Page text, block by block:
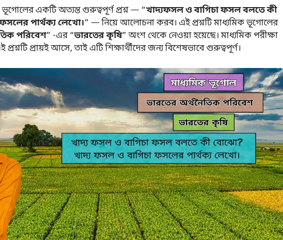
একটি অত্যন্ত গুরুত্বপূর্ণ প্রশ্ন — “খাদ্যফসল ও বাগিচা ফসল বলতে কী
পার্থক্য লেখো।” — নিয়ে আলোচনা করব। এই প্রশ্নটি মাধ্যমিক ভূগোলের
পরিবেশ” -এর “ভারতের কৃষি” অংশ থেকে নেওয়া হয়েছে। মাধ্যমিক পরীক্ষা
প্রশ্নটি প্রায়ই আসে, তাই এটি শিক্ষার্থীদের জন্য বিশেষভাবে গুরুত্বপূর্ণ।